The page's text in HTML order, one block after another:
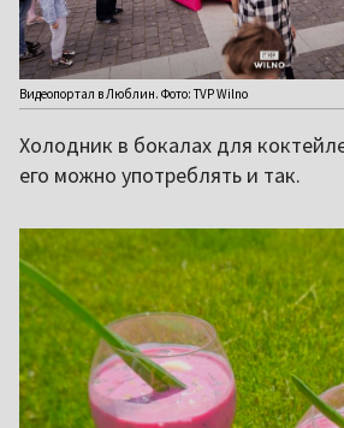
Видеопортал в Люблин. Фото: TVP Wilno
Холодник в бокалах для
его можно употреблять и так.